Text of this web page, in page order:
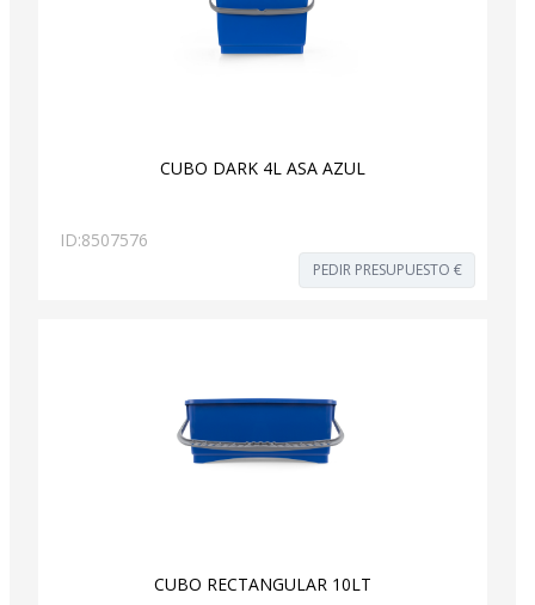
CUBO DARK 4L ASA AZUL
ID:8507576
PEDIR PRESUPUESTO €
CUBO RECTANGULAR 10LT